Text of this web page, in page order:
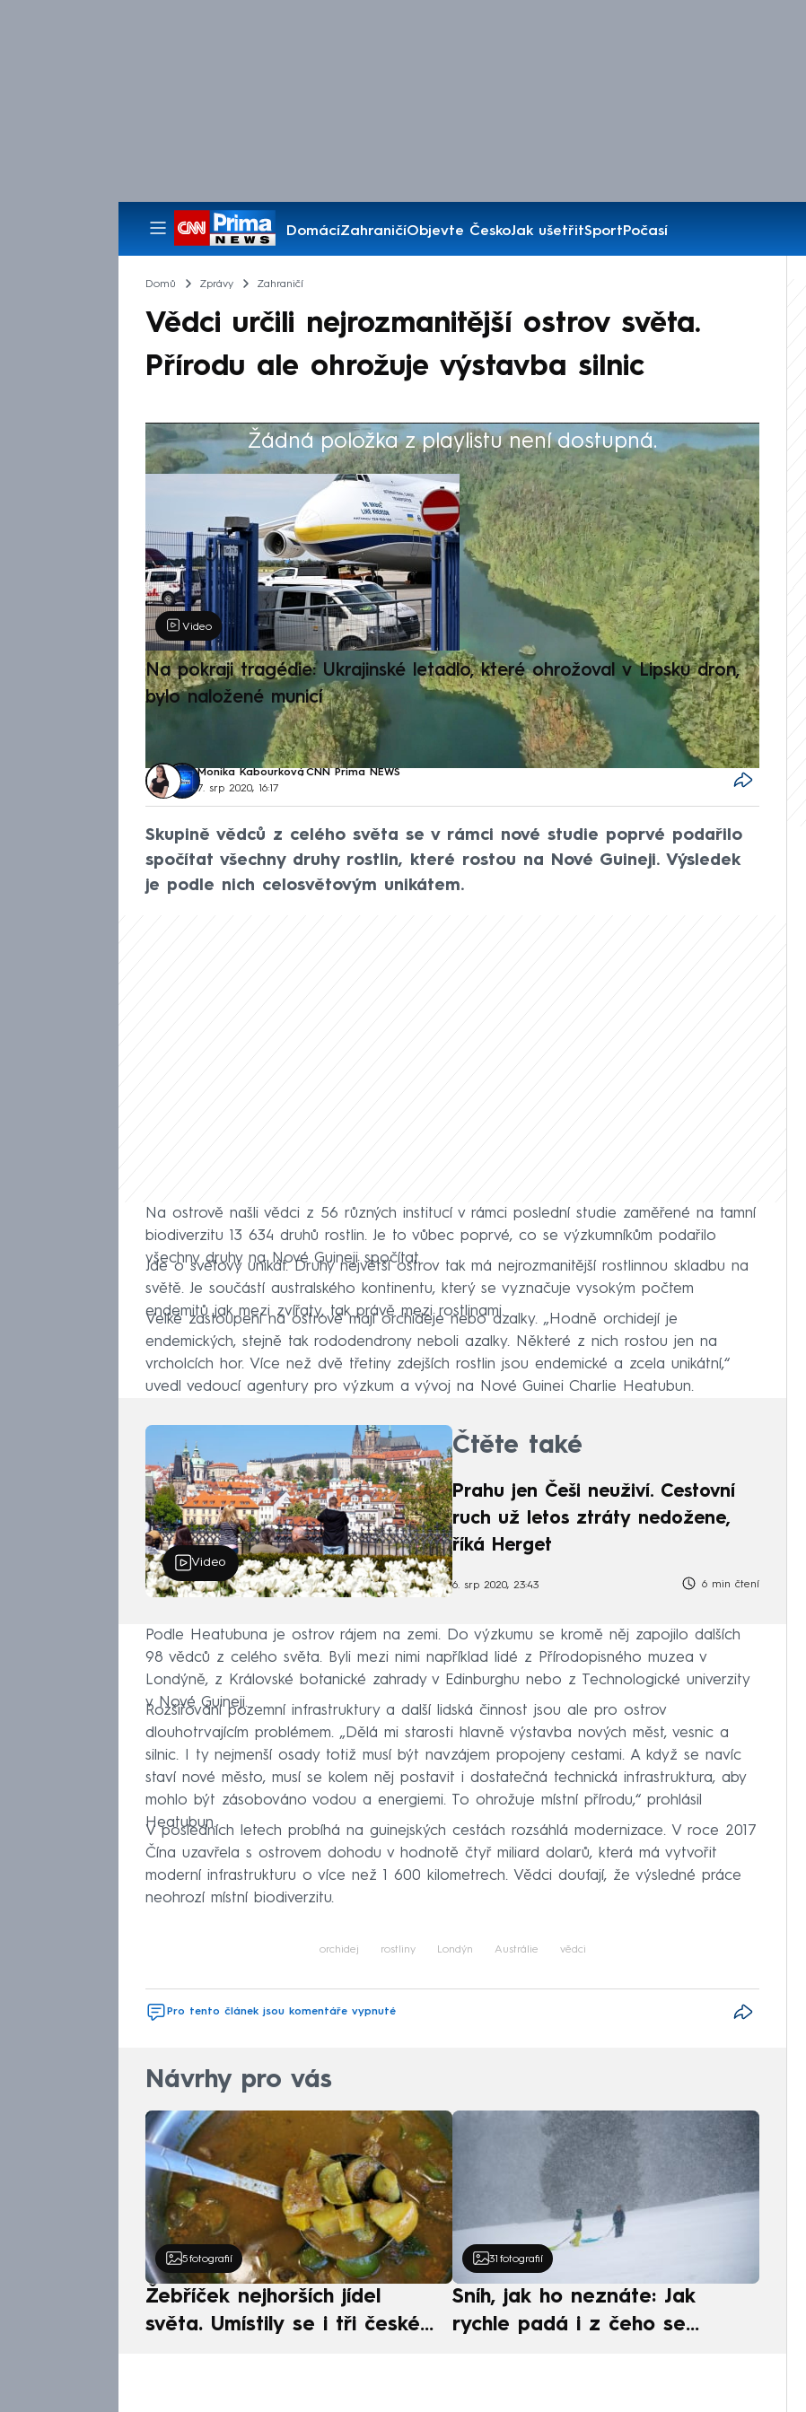
DomácíZahraničíObjevte ČeskoJak ušetřitSportPočasí
Pořady
Domů Zprávy Zahraničí
Vědci určili nejrozmanitější ostrov světa.
Přírodu ale ohrožuje výstavba silnic
Žádná položka z playlistu není dostupná.
Výběr redakce
Video
Na pokraji tragédie: Ukrajinské letadlo, které ohrožoval v Lipsku dron,
bylo naložené municí
Monika Kabourková, CNN Prima NEWS
7. srp 2020, 16:17
Skupině vědců z celého světa se v rámci nové studie poprvé podařilo
spočítat všechny druhy rostlin, které rostou na Nové Guineji. Výsledek
je podle nich celosvětovým unikátem.
Na ostrově našli vědci z 56 různých institucí v rámci poslední studie zaměřené na tamní
biodiverzitu 13 634 druhů rostlin. Je to vůbec poprvé, co se výzkumníkům podařilo
všechny druhy na Nové Guineji spočítat.
Jde o světový unikát. Druhý největší ostrov tak má nejrozmanitější rostlinnou skladbu na
světě. Je součástí australského kontinentu, který se vyznačuje vysokým počtem
endemitů jak mezi zvířaty, tak právě mezi rostlinami.
Velké zastoupení na ostrově mají orchideje nebo azalky. „Hodně orchidejí je
endemických, stejně tak rododendrony neboli azalky. Některé z nich rostou jen na
vrcholcích hor. Více než dvě třetiny zdejších rostlin jsou endemické a zcela unikátní,“
uvedl vedoucí agentury pro výzkum a vývoj na Nové Guinei Charlie Heatubun.
Video
Čtěte také
Prahu jen Češi neuživí. Cestovní
ruch už letos ztráty nedožene,
říká Herget
6. srp 2020, 23:43 6 min čtení
Podle Heatubuna je ostrov rájem na zemi. Do výzkumu se kromě něj zapojilo dalších
98 vědců z celého světa. Byli mezi nimi například lidé z Přírodopisného muzea v
Londýně, z Královské botanické zahrady v Edinburghu nebo z Technologické univerzity
v Nové Guineji.
Rozšiřování pozemní infrastruktury a další lidská činnost jsou ale pro ostrov
dlouhotrvajícím problémem. „Dělá mi starosti hlavně výstavba nových měst, vesnic a
silnic. I ty nejmenší osady totiž musí být navzájem propojeny cestami. A když se navíc
staví nové město, musí se kolem něj postavit i dostatečná technická infrastruktura, aby
mohlo být zásobováno vodou a energiemi. To ohrožuje místní přírodu,“ prohlásil
Heatubun.
V posledních letech probíhá na guinejských cestách rozsáhlá modernizace. V roce 2017
Čína uzavřela s ostrovem dohodu v hodnotě čtyř miliard dolarů, která má vytvořit
moderní infrastrukturu o více než 1 600 kilometrech. Vědci doufají, že výsledné práce
neohrozí místní biodiverzitu.
orchidej rostliny Londýn Austrálie vědci
Pro tento článek jsou komentáře vypnuté
Návrhy pro vás
5 fotografií
Žebříček nejhorších jídel
světa. Umístily se i tři české
31 fotografií
Sníh, jak ho neznáte: Jak
rychle padá i z čeho se